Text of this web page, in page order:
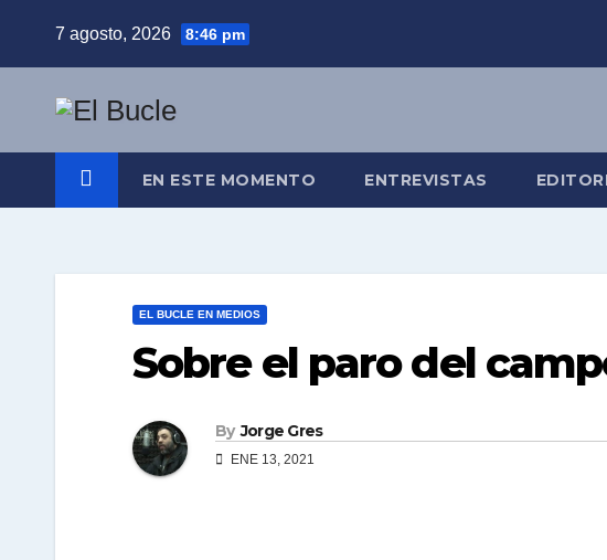
7 agosto, 2026 8:46 pm
EN ESTE MOMENTO ENTREVISTAS
EL BUCLE EN MEDIOS
Sobre el paro del
By Jorge Gres
ENE 13, 2021